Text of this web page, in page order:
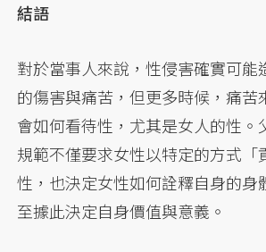
結語
對於當事人來說，性侵害確實可能
的傷害與痛苦，但更多時候，痛苦
會如何看待性，尤其是女人的性。
規範不僅要求女性以特定的方式「
性，也決定女性如何詮釋自身的身
至據此決定自身價值與意義。